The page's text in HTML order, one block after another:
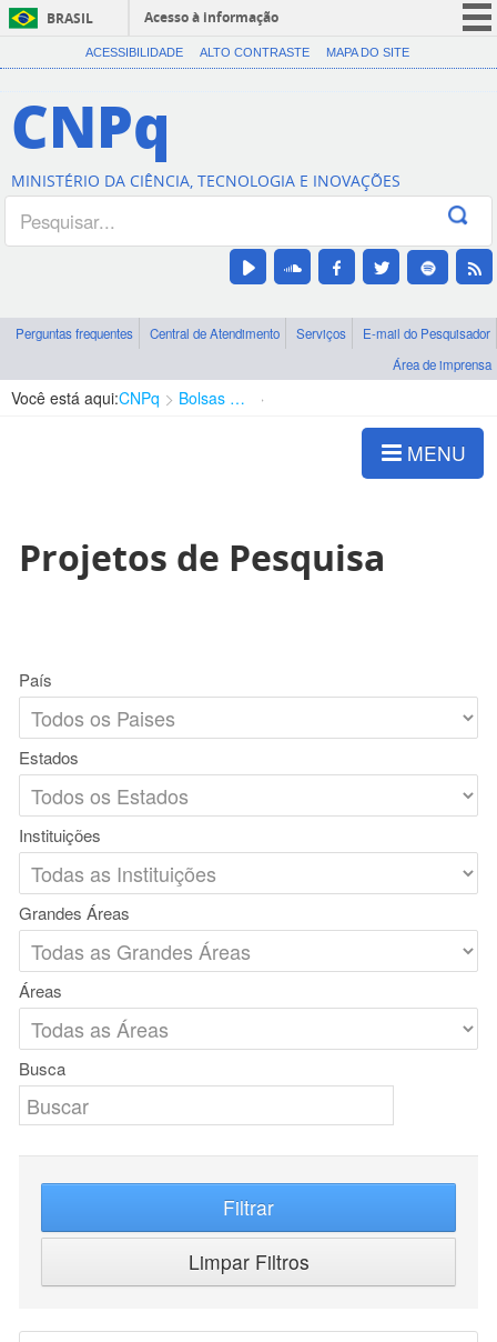
BRASIL
Acesso à informação
CORONAVÍRUS (COVID-19)
Canais
ACESSIBILIDADE ALTO CONTRASTE MAPA DO SITE
CNPq
MINISTÉRIO DA CIÊNCIA, TECNOLOGIA E INOVAÇÕES
Perguntas frequentes Central de Atendimento Serviços
E-mail do Pesquisador
Área de imprensa
Você está aqui:CNPq Bolsas e Auxílios Vigentes
MENU
Projetos de Pesquisa
País
Estados
Instituições
Grandes Áreas
Áreas
Busca
Filtrar
Limpar Filtros